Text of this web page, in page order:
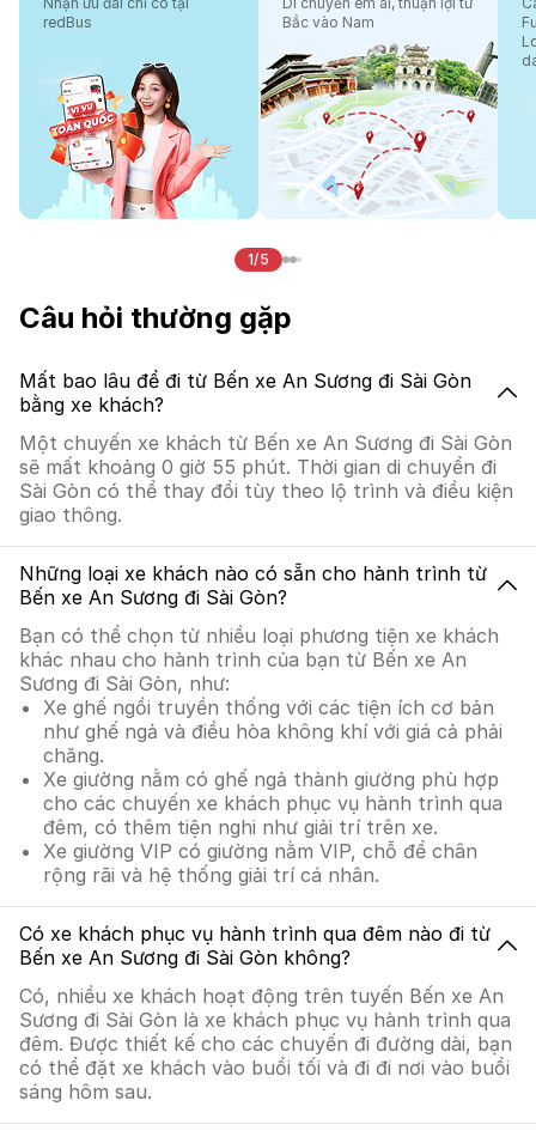
redBus
Bắc vào Nam
1/5
Câu hỏi thường gặp
Mất bao lâu để đi từ Bến xe An Sương đi Sài Gòn
bằng xe khách?
Một chuyến xe khách từ Bến xe An Sương đi Sài Gòn
sẽ mất khoảng 0 giờ 55 phút. Thời gian di chuyển đi
Sài Gòn có thể thay đổi tùy theo lộ trình và điều kiện
giao thông.
Những loại xe khách nào có sẵn cho hành trình từ
Bến xe An Sương đi Sài Gòn?
Bạn có thể chọn từ nhiều loại phương tiện xe khách
khác nhau cho hành trình của bạn từ Bến xe An
Sương đi Sài Gòn, như:
Xe ghế ngồi truyền thống với các tiện ích cơ bản
như ghế ngả và điều hòa không khí với giá cả phải
chăng.
Xe giường nằm có ghế ngả thành giường phù hợp
cho các chuyến xe khách phục vụ hành trình qua
đêm, có thêm tiện nghi như giải trí trên xe.
Xe giường VIP có giường nằm VIP, chỗ để chân
rộng rãi và hệ thống giải trí cá nhân.
Có xe khách phục vụ hành trình qua đêm nào đi từ
Bến xe An Sương đi Sài Gòn không?
Có, nhiều xe khách hoạt động trên tuyến Bến xe An
Sương đi Sài Gòn là xe khách phục vụ hành trình qua
đêm. Được thiết kế cho các chuyến đi đường dài, bạn
có thể đặt xe khách vào buổi tối và đi đi nơi vào buổi
sáng hôm sau.